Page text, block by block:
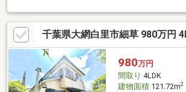
千葉県大網白里市細草 980万円
980万円
間取り 4LDK
建物面積121.72m2